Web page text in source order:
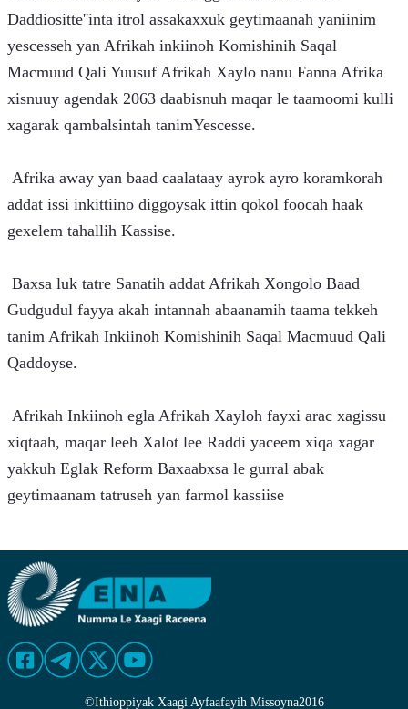
Daddiositte''inta itrol assakaxxuk geytimaanah yaniinim
yescesseh yan Afrikah inkiinoh Komishinih Saqal
Macmuud Qali Yuusuf Afrikah Xaylo nanu Fanna Afrika
xisnuuy agendak 2063 daabisnuh maqar le taamoomi kulli
xagarak qambalsintah tanimYescesse.
addat issi inkittiino diggoysak ittin qokol foocah haak
gexelem tahallih Kassise.
Gudgudul fayya akah intannah abaanamih taama tekkeh
tanim Afrikah Inkiinoh Komishinih Saqal Macmuud Qali
Qaddoyse.
xiqtaah, maqar leeh Xalot lee Raddi yaceem xiqa xagar
yakkuh Eglak Reform Baxaabxsa le gurral abak
geytimaanam tatruseh yan farmol kassiise
©Ithioppiyak Xaagi Ayfaafayih Missoyna2016